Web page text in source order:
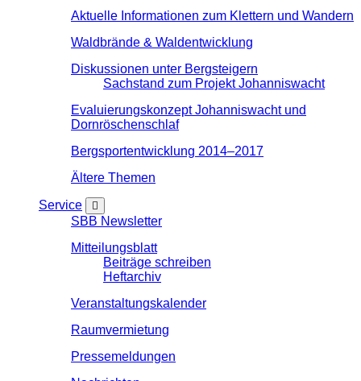
Aktuelle Informationen zum Klettern und Wandern
Waldbrände & Waldentwicklung
Diskussionen unter Bergsteigern
Sachstand zum Projekt Johanniswacht
Evaluierungskonzept Johanniswacht und
Dornröschenschlaf
Bergsportentwicklung 2014–2017
Ältere Themen
Service
SBB Newsletter
Mitteilungsblatt
Beiträge schreiben
Heftarchiv
Veranstaltungskalender
Raumvermietung
Pressemeldungen